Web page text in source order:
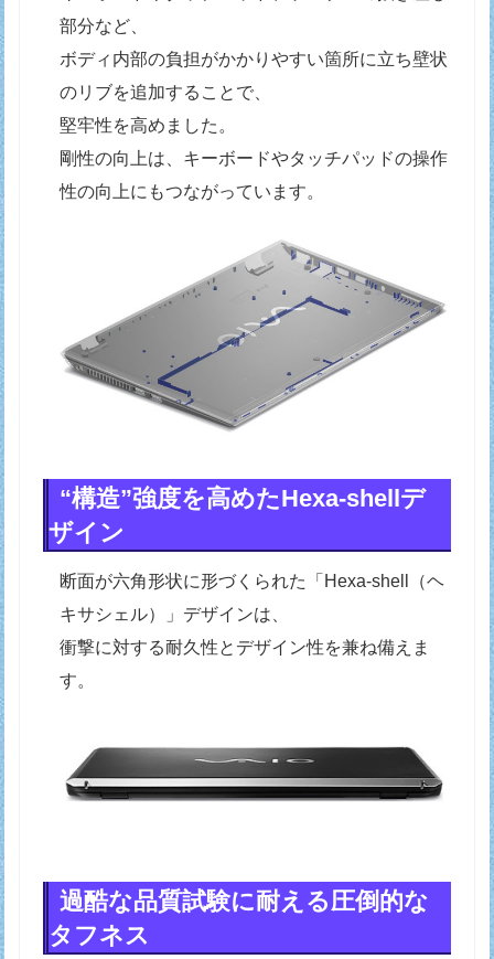
部分など、
ボディ内部の負担がかかりやすい箇所に立ち壁状
のリブを追加することで、
堅牢性を高めました。
剛性の向上は、キーボードやタッチパッドの操作
性の向上にもつながっています。
“構造”強度を高めたHexa-shellデ
ザイン
断面が六角形状に形づくられた「Hexa-shell（ヘ
キサシェル）」デザインは、
衝撃に対する耐久性とデザイン性を兼ね備えま
す。
過酷な品質試験に耐える圧倒的な
タフネス